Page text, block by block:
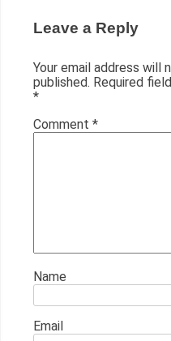
Leave a Reply
Your email address will
published. Required
*
Comment *
Name
Email